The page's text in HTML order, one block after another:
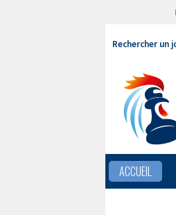
Rechercher un
ACCUEIL